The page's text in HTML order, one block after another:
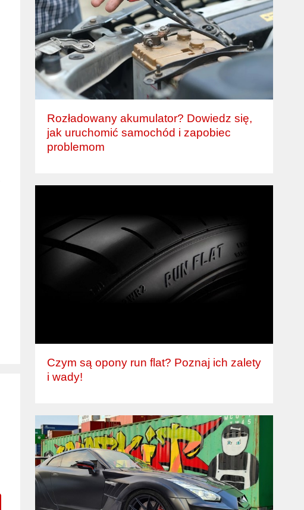
Rozładowany akumulator? Dowiedz się,
jak uruchomić samochód i zapobiec
problemom
Czym są opony run flat? Poznaj ich zalety
i wady!